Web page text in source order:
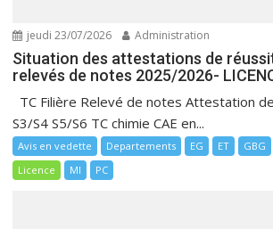
jeudi 23/07/2026 Administration
Situation des attestations de
relevés de notes 2025/2026-
TC Filière Relevé de notes Attestation
S3/S4 S5/S6 TC chimie CAE en...
Avis en vedette Departements EG ET GBG
Licence
MI PC